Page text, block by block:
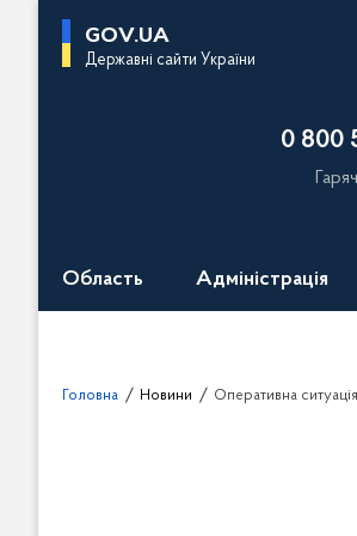
GOV.UA
Державні сайти України
0 800
Область Адміністрація
Головна Новини Оперативна